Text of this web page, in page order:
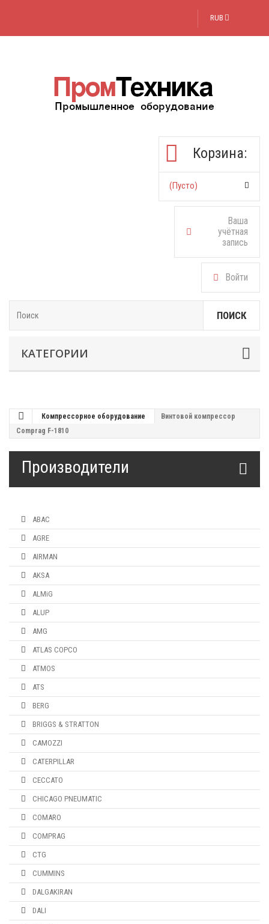
RUB
Корзина:
(пусто)
Ваша
учётная
запись
Войти
ПОИСК
КАТЕГОРИИ
Компрессорное оборудование
Винтовой компрессор
Comprag F-1810
Производители
ABAC
AGRE
AIRMAN
AKSA
ALMiG
ALUP
AMG
ATLAS COPCO
ATMOS
ATS
BERG
BRIGGS & STRATTON
CAMOZZI
CATERPILLAR
CECCATO
CHICAGO PNEUMATIC
COMARO
COMPRAG
CTG
CUMMINS
DALGAKIRAN
DALI